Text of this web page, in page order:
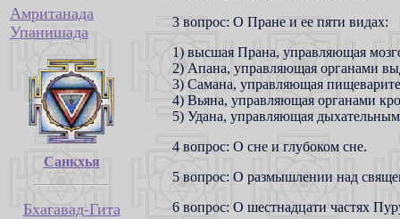
Амританада
Упанишада
Санкхья
Бхагавад-Гита
3 вопрос: О Пране и ее пяти видах:
1) высшая Прана, управляющая
2) Апана, управляющая органами
3) Самана, управляющая
4) Вьяна, управляющая органами
5) Удана, управляющая
4 вопрос: О сне и глубоком сне.
5 вопрос: О размышлении над
6 вопрос: О шестнадцати частях